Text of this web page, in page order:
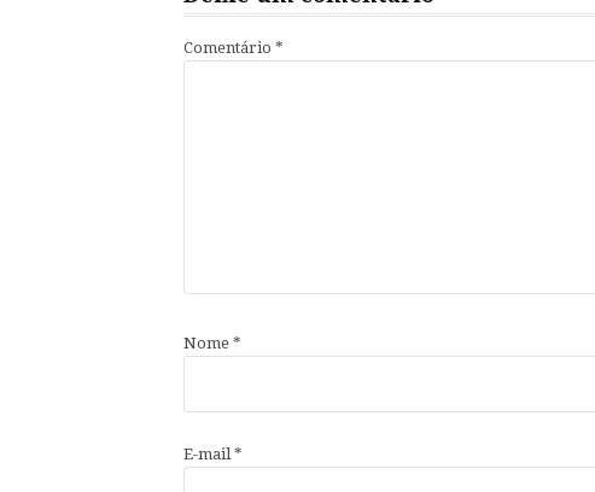
Comentário *
Nome *
E-mail*